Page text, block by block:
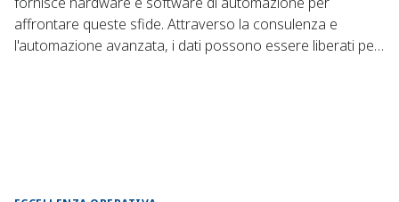
affrontare queste sfide. Attraverso la consulenza e
l'automazione avanzata, i dati possono essere liberati per